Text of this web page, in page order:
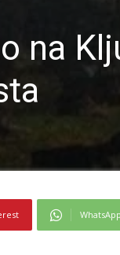
na
WhatsApp